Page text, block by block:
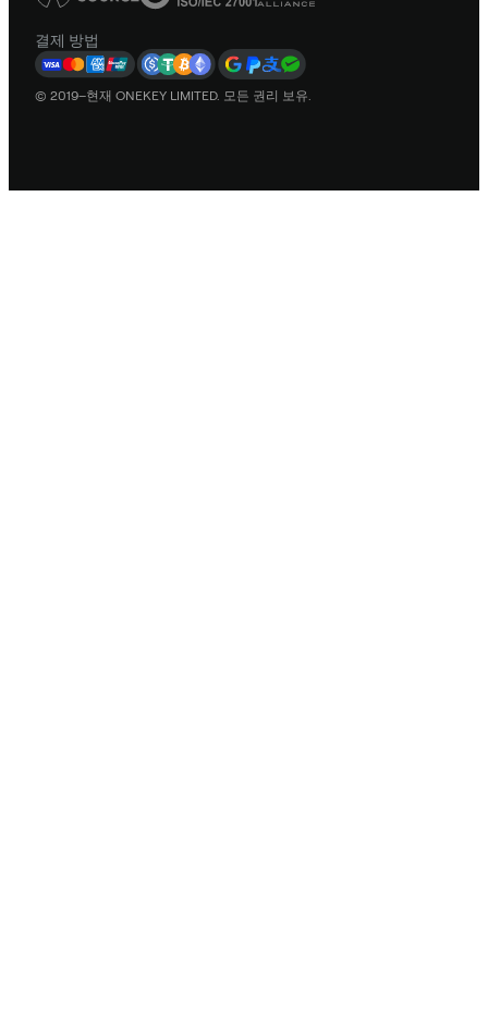
결제 방법
© 2019–현재 ONEKEY LIMITED. 모든 권리 보유.